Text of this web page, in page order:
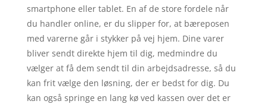
smartphone eller tablet. En af de store fordele når
du handler online, er du slipper for, at bæreposen
med varerne går i stykker på vej hjem. Dine varer
bliver sendt direkte hjem til dig, medmindre du
vælger at få dem sendt til din arbejdsadresse, så du
kan frit vælge den løsning, der er bedst for dig. Du
kan også springe en lang kø ved kassen over det er